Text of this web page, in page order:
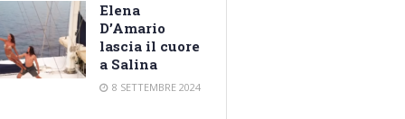
Elena
D’Amario
lascia il cuore
a Salina
8 SETTEMBRE 2024